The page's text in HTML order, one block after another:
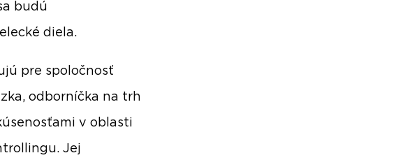
budú
diela.
pre spoločnosť
odborníčka na trh
v oblasti
Jej